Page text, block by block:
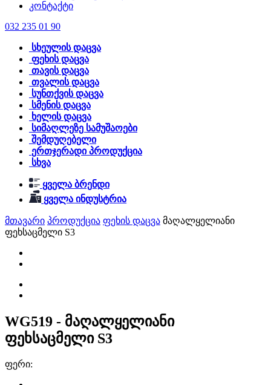
კონტაქტი
032 235 01 90
სხეულის დაცვა
ფეხის დაცვა
თავის დაცვა
თვალის დაცვა
სუნთქვის დაცვა
სმენის დაცვა
ხელის დაცვა
სიმაღლეზე სამუშაოები
შემდუღებელი
ერთჯერადი პროდუქცია
სხვა
ყველა ბრენდი
ყველა ინდუსტრია
მთავარი პროდუქცია ფეხის დაცვა მაღალყელიანი
ფეხსაცმელი S3
WG519 - მაღალყელიანი
ფეხსაცმელი S3
ფერი: